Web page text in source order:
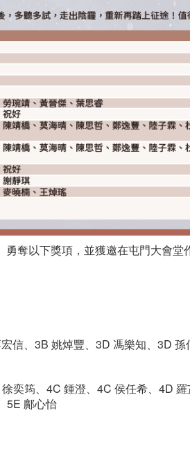
勇奪以下獎項，並獲邀在屯門大會堂
信、3B 姚焯豐、3D 馮樂知、3D
奕筠、4C 鍾澄、4C 侯任希、4D
5E 鄺心怡